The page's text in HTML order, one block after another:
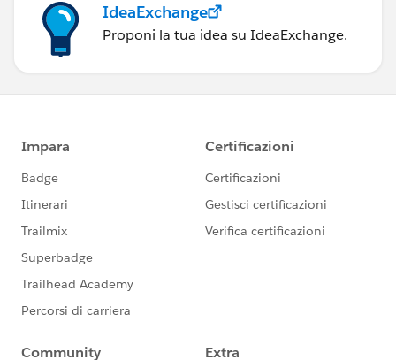
IdeaExchange
Proponi la tua idea su IdeaExchange.